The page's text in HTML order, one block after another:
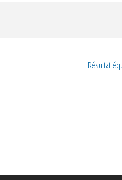
Résultat